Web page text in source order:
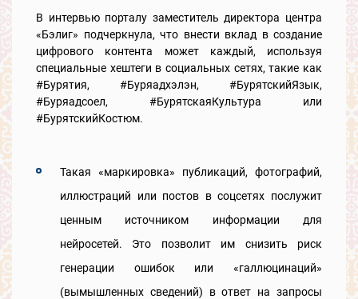
В интервью порталу заместитель директора центра
«Бэлиг» подчеркнула, что внести вклад в создание
цифрового контента может каждый, используя
специальные хештеги в социальных сетях, такие как
#Бурятия, #Буряадхэлэн, #БурятскийЯзык,
#Буряадсоел, #БурятскаяКультура или
#БурятскийКостюм.
Такая «маркировка» публикаций, фотографий,
иллюстраций или постов в соцсетях послужит
ценным источником информации для
нейросетей. Это позволит им снизить риск
генерации ошибок или «галлюцинаций»
(вымышленных сведений) в ответ на запросы